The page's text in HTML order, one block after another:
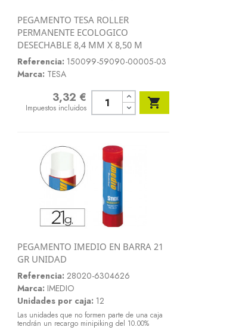
 Vista rápida
PEGAMENTO TESA ROLLER
PERMANENTE ECOLOGICO
DESECHABLE 8,4 MM X 8,50 M
Referencia: 150099-59090-00005-03
Marca: TESA
3,32 €
Impuestos incluidos 
PEGAMENTO IMEDIO EN BARRA 21
GR UNIDAD
Referencia: 28020-6304626
Marca: IMEDIO
Unidades por caja: 12
Las unidades que no formen parte de una caja
tendrán un recargo minipiking del 10.00%